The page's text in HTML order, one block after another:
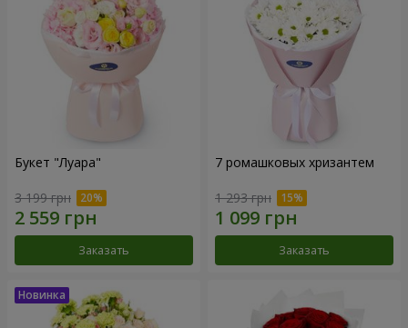
Букет "Луара"
3 199 грн
Заказать
7 ромашковых хризантем
1 293 грн
Заказать